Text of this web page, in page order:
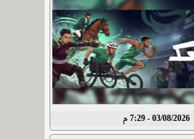
03/08/2026 - 7:29 م